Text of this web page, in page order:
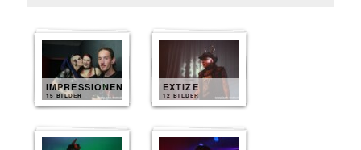
IMPRESSIONEN
15 BILDER
EXTIZE
12 BILDER